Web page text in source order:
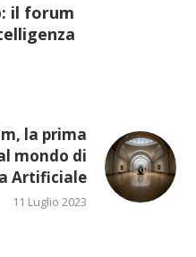
il forum
la prima
mondo di
Artificiale
11 Luglio 2023